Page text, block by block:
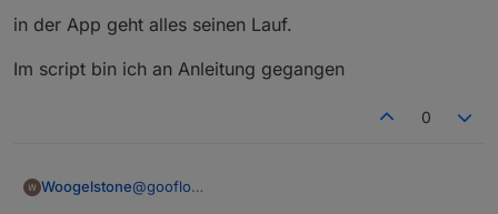
in der App geht alles seinen Lauf.
Im script bin ich an Anleitung gegangen
0
Woogelstone@gooflo